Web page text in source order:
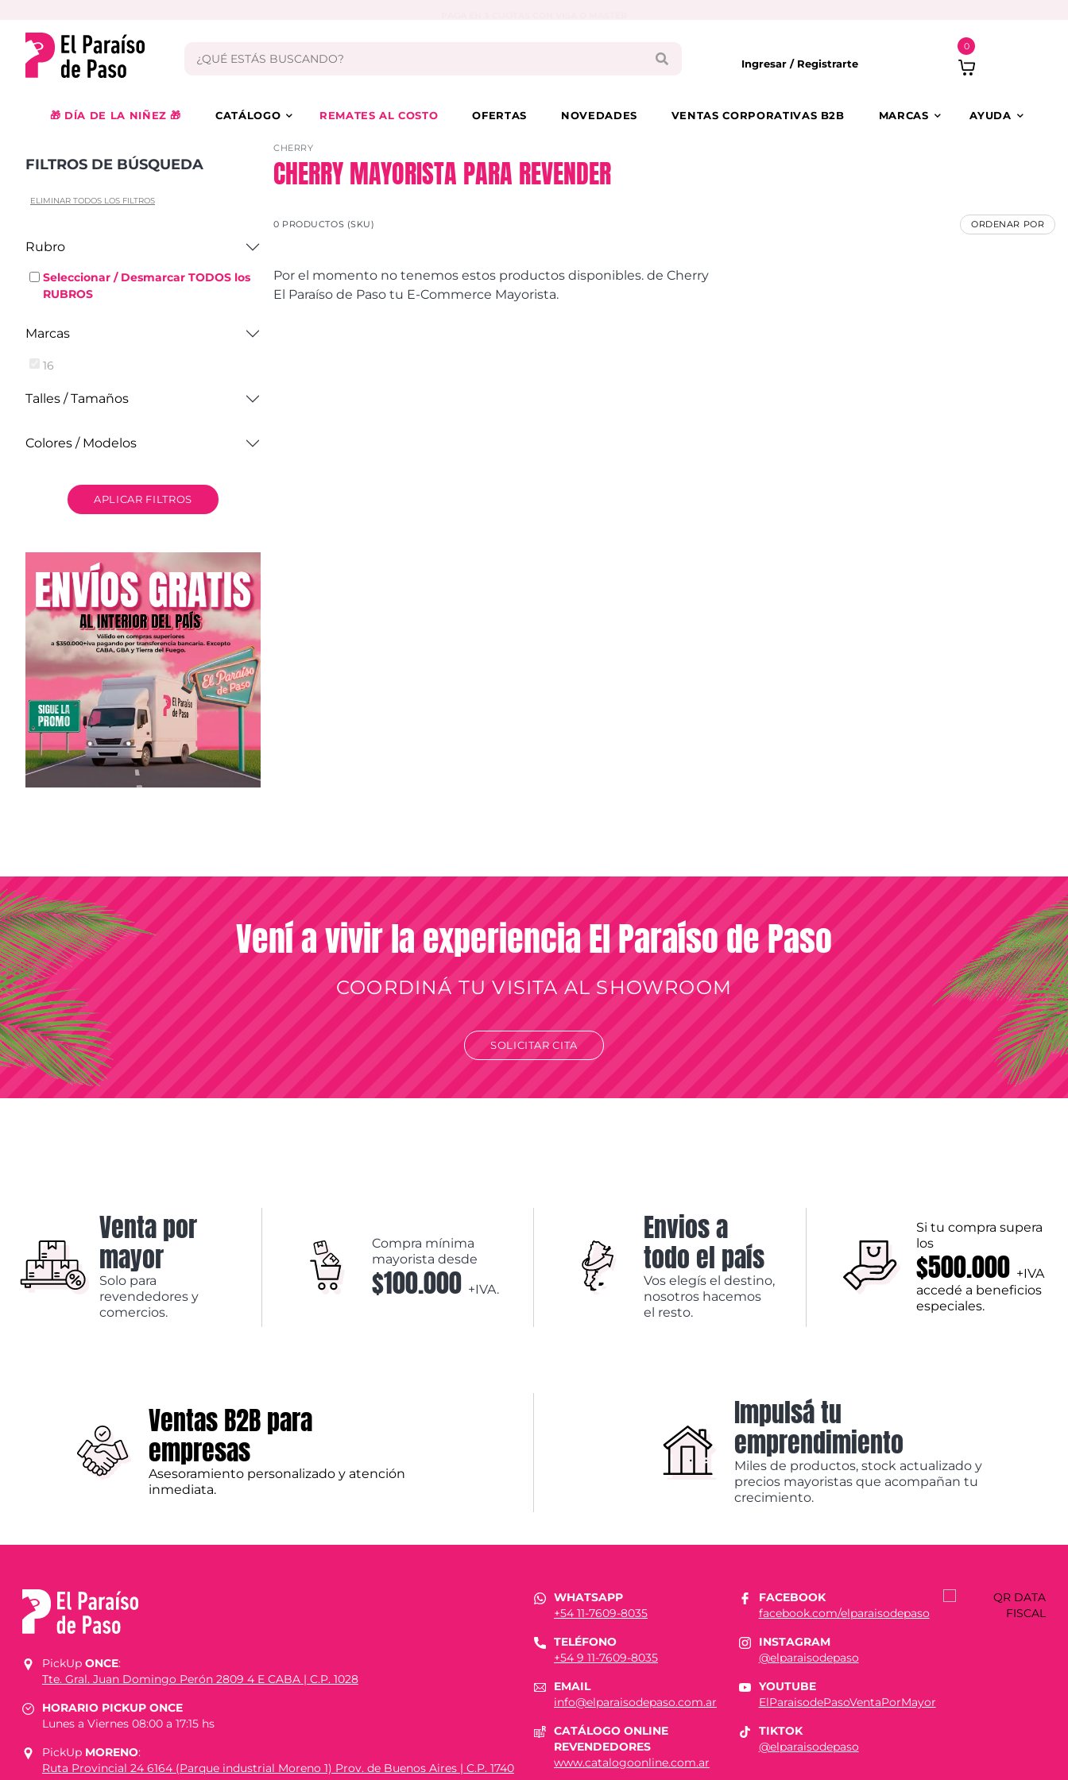
Ingresar / Registrarte
0
🎁 DÍA DE LA NIÑEZ 🎁 CATÁLOGO REMATES AL COSTO OFERTAS NOVEDADES VENTAS CORPORATIVAS B2B MARCAS AYUDA
FILTROS DE BÚSQUEDA
ELIMINAR TODOS LOS FILTROS
Rubro
Seleccionar / Desmarcar TODOS los
RUBROS
Marcas
16
Talles / Tamaños
Colores / Modelos
APLICAR FILTROS
CHERRY
CHERRY MAYORISTA PARA REVENDER
0 PRODUCTOS (SKU) ORDENAR POR
Por el momento no tenemos estos productos disponibles. de Cherry
El Paraíso de Paso tu E-Commerce Mayorista.
Vení a vivir la experiencia El Paraíso de Paso
COORDINÁ TU VISITA AL SHOWROOM
SOLICITAR CITA
Venta por
mayor
Solo para
revendedores y
comercios.
Compra mínima
mayorista desde
$100.000 +IVA.
Envios a
todo el país
Vos elegís el destino,
nosotros hacemos
el resto.
Si tu compra supera
los
$500.000 +IVA
accedé a beneficios
especiales.
Ventas B2B para
empresas
Asesoramiento personalizado y atención
inmediata.
Impulsá tu
emprendimiento
Miles de productos, stock actualizado y
precios mayoristas que acompañan tu
crecimiento.
PickUp ONCE:
Tte. Gral. Juan Domingo Perón 2809 4 E CABA | C.P. 1028
HORARIO PICKUP ONCE
Lunes a Viernes 08:00 a 17:15 hs
PickUp MORENO:
Ruta Provincial 24 6164 (Parque industrial Moreno 1) Prov. de Buenos Aires | C.P. 1740
WHATSAPP
+54 11-7609-8035
TELÉFONO
+54 9 11-7609-8035
EMAIL
info@elparaisodepaso.com.ar
CATÁLOGO ONLINE
REVENDEDORES
www.catalogoonline.com.ar
FACEBOOK
facebook.com/elparaisodepaso
INSTAGRAM
@elparaisodepaso
YOUTUBE
ElParaisodePasoVentaPorMayor
TIKTOK
@elparaisodepaso